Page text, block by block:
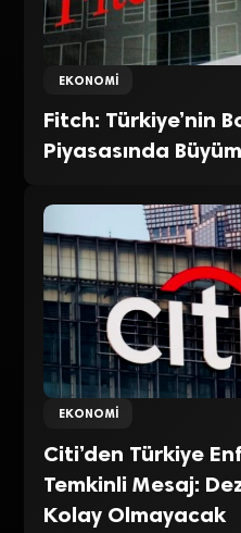
EKONOMI
Fitch: Türkiye’nin
Piyasasında
EKONOMI
Citi’den Türkiye
Temkinli Mesaj:
Kolay Olmayacak